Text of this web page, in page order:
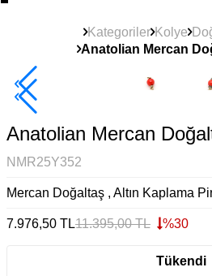
Kategoriler Kolye
Anatolian Mercan
2+ Ürüne +%10
Anatolian Mercan
NMR25Y352
Mercan Doğaltaş , Altın Kaplama
7.976,50 TL11.395,00TL %30
Tükendi